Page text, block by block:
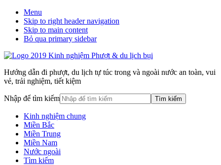
Menu
Skip to right header navigation
Skip to main content
Bỏ qua primary sidebar
Hướng dẫn đi phượt, du lịch tự túc trong và ngoài nước an toàn, vui
vẻ, trải nghiệm, tiết kiệm
Nhập để tìm kiếm
Kinh nghiệm chung
Miền Bắc
Miền Trung
Miền Nam
Nước ngoài
Tìm kiếm